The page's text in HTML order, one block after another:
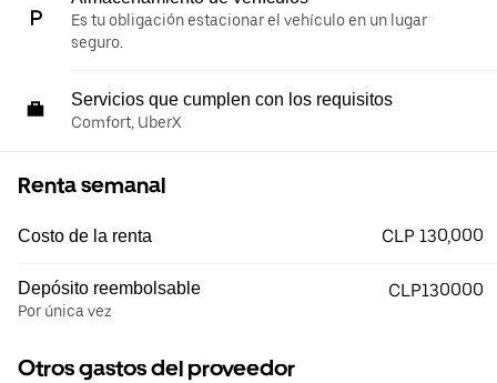
Es tu obligación estacionar el vehículo en un lugar
seguro.
Servicios que cumplen con los requisitos
Comfort, UberX
Renta semanal
Costo de la renta CLP 130,000
Depósito reembolsable
Por única vez
CLP130000
Otros gastos del proveedor